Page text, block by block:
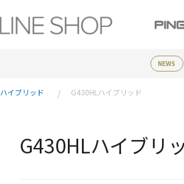
NEWS
ハイブリッド G430HLハイブリッド
G430HLハイブリ